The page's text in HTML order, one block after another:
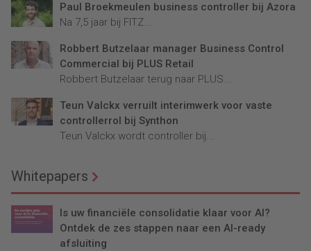
Paul Broekmeulen business controller bij Azora
Na 7,5 jaar bij FITZ...
Robbert Butzelaar manager Business Control
Commercial bij PLUS Retail
Robbert Butzelaar terug naar PLUS...
Teun Valckx verruilt interimwerk voor vaste
controllerrol bij Synthon
Teun Valckx wordt controller bij...
Whitepapers
Is uw financiële consolidatie klaar voor AI?
Ontdek de zes stappen naar een AI-ready
afsluiting